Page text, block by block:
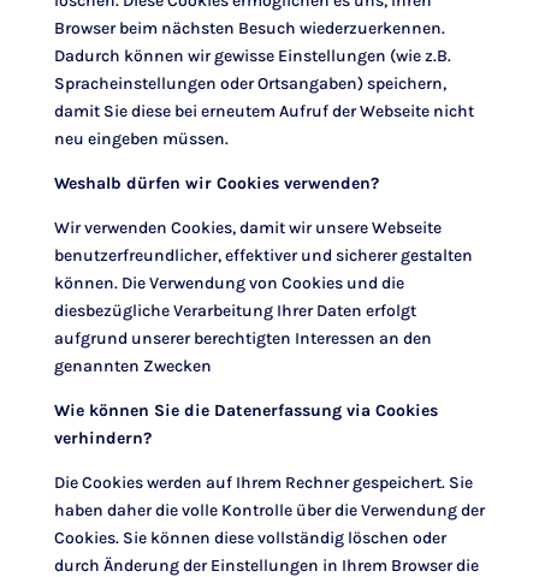
Browser beim nächsten Besuch wiederzuerkennen.
Dadurch können wir gewisse Einstellungen (wie z.B.
Spracheinstellungen oder Ortsangaben) speichern,
damit Sie diese bei erneutem Aufruf der Webseite nicht
neu eingeben müssen.
Weshalb dürfen wir Cookies verwenden?
Wir verwenden Cookies, damit wir unsere Webseite
benutzerfreundlicher, effektiver und sicherer gestalten
können. Die Verwendung von Cookies und die
diesbezügliche Verarbeitung Ihrer Daten erfolgt
aufgrund unserer berechtigten Interessen an den
genannten Zwecken
Wie können Sie die Datenerfassung via Cookies
verhindern?
Die Cookies werden auf Ihrem Rechner gespeichert. Sie
haben daher die volle Kontrolle über die Verwendung der
Cookies. Sie können diese vollständig löschen oder
durch Änderung der Einstellungen in Ihrem Browser die